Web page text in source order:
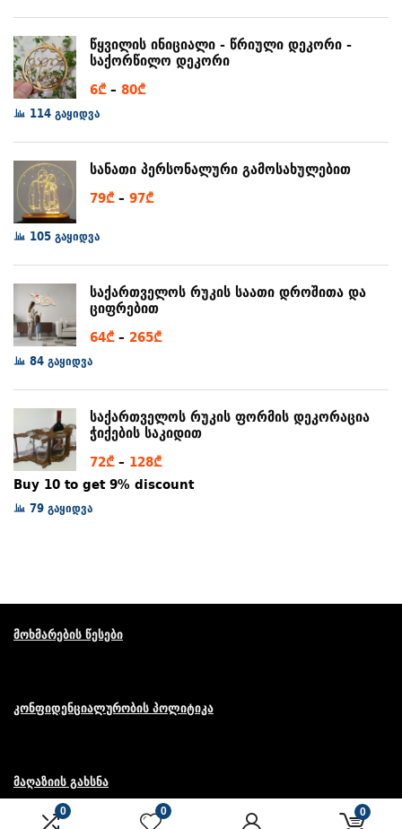
0 0 0
წყვილის ინიციალი - წრიული დეკორი -
საქორწილო დეკორი
6₾ – 80₾Price
through
80₾
114 გაყიდვა
სანათი პერსონალური გამოსახულებით
79₾ – 97₾Price
through
97₾
105 გაყიდვა
საქართველოს რუკის საათი დროშითა და
ციფრებით
64₾ – 265₾Price
through
265₾
84 გაყიდვა
საქართველოს რუკის ფორმის დეკორაცია
ჭიქების საკიდით
72₾ – 128₾Price
range:
Buy 10 to get 9% discount
79 გაყიდვა
მოხმარების წესები
კონფიდენციალურობის პოლიტიკა
მაღაზიის გახსნა